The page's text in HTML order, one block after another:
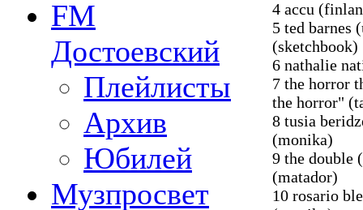
FM
Достоевский
Плейлисты
Архив
Юбилей
Музпросвет
4 accu
5 ted barnes
(sketchbook)
6 nathalie
7 the horror
the horror"
8 tusia
(monika)
9 the double
(matador)
10 rosario